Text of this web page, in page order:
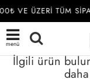
VE ÜZERİ TÜM
menü
İlgili ürün